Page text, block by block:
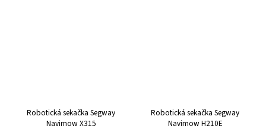
Robotická sekačka Segway
Navimow X315
Robotická sekačka Segway
Navimow H210E